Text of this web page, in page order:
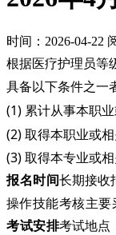
时间：2026-04-22
根据医疗护理员等
具备以下条件之一
(1) 累计从事本职
(2) 取得本职业或
(3) 取得本专业或
报名时间长期接收
操作技能考核主要
考试安排考试地点